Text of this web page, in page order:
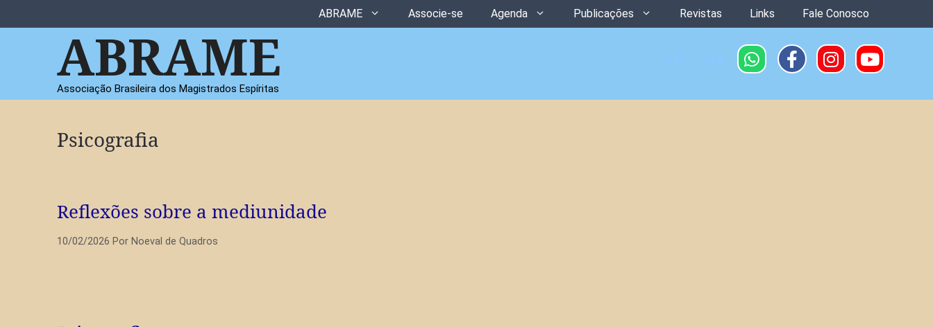
para
ABRAME Associe-se Agenda Publicações Revistas Links Fale Conosco
ABRAME
Associação Brasileira dos Magistrados Espíritas
Psicografia
Reflexões sobre a mediunidade
10/02/2026 Por Noeval de Quadros